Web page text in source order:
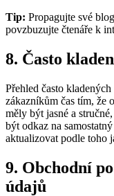
Tip: Propagujte své
povzbuzujte čtenáře k
8. Často
Přehled často
zákazníkům čas tím, že
měly být jasné a
být odkaz na
aktualizovat podle toho
9. Obchodní
údajů